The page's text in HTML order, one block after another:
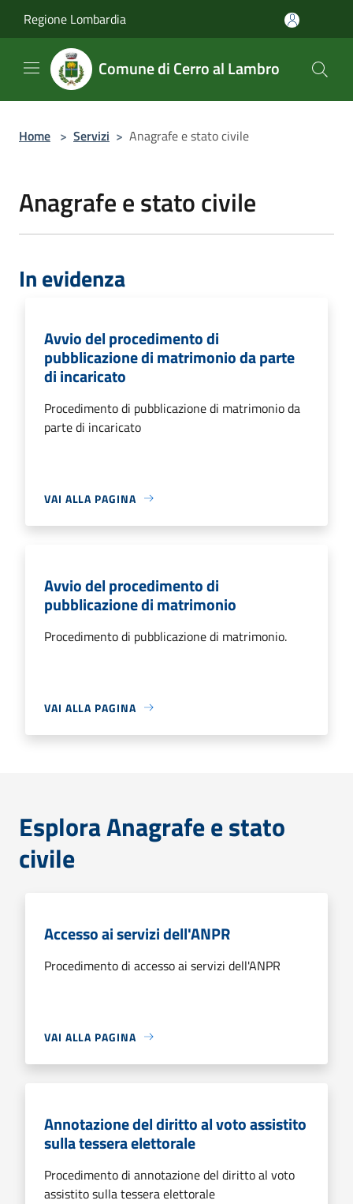
Regione Lombardia
Comune di Cerro al Lambro
Home > Servizi > Anagrafe e stato civile
Anagrafe e stato civile
In evidenza
Avvio del procedimento di
pubblicazione di matrimonio da parte
di incaricato
Procedimento di pubblicazione di matrimonio da
parte di incaricato
VAI ALLA PAGINA
Avvio del procedimento di
pubblicazione di matrimonio
Procedimento di pubblicazione di matrimonio.
VAI ALLA PAGINA
Esplora Anagrafe e stato
civile
Accesso ai servizi dell'ANPR
Procedimento di accesso ai servizi dell'ANPR
VAI ALLA PAGINA
Annotazione del diritto al voto assistito
sulla tessera elettorale
Procedimento di annotazione del diritto al voto
assistito sulla tessera elettorale